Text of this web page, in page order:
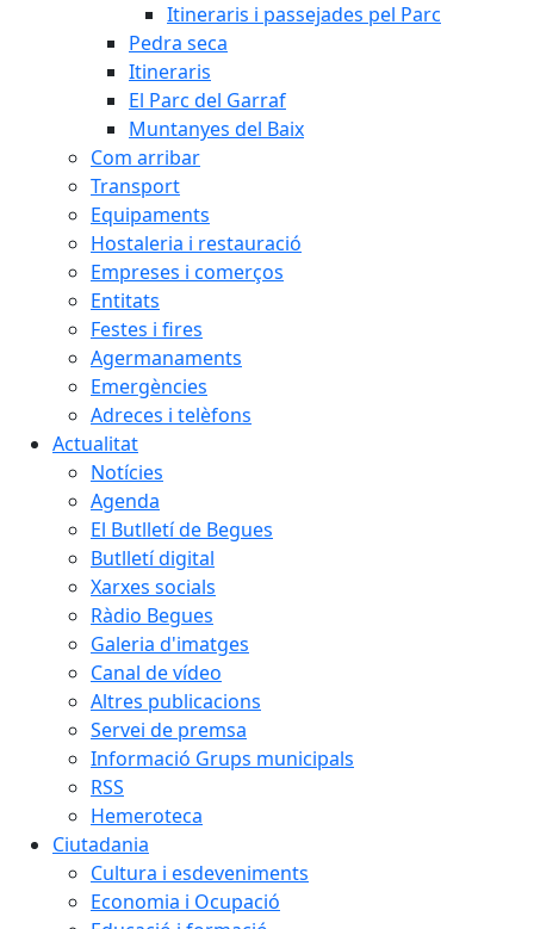
Itineraris i passejades pel Parc
Pedra seca
Itineraris
El Parc del Garraf
Muntanyes del Baix
Com arribar
Transport
Equipaments
Hostaleria i restauració
Empreses i comerços
Entitats
Festes i fires
Agermanaments
Emergències
Adreces i telèfons
Actualitat
Notícies
Agenda
El Butlletí de Begues
Butlletí digital
Xarxes socials
Ràdio Begues
Galeria d'imatges
Canal de vídeo
Altres publicacions
Servei de premsa
Informació Grups municipals
RSS
Hemeroteca
Ciutadania
Cultura i esdeveniments
Economia i Ocupació